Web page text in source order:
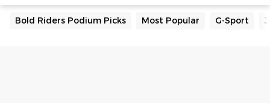
Bold Riders Podium Picks Most Popular G-Sport